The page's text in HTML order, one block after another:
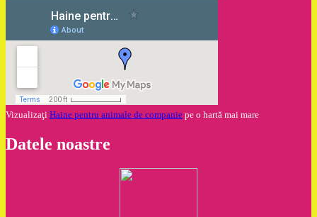
Vizualizaţi Haine pentru animale de companie pe o hartă mai mare
Datele noastre